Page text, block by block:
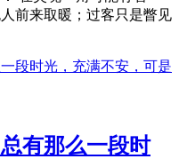
前来取暖；过客只是瞥见
有那么一段时